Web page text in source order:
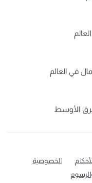
في العالم
الأوسط
الخصوصية